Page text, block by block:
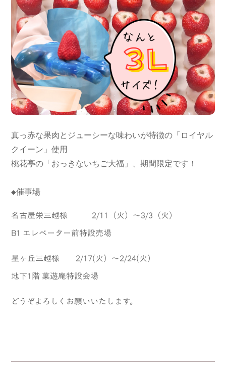
真っ赤な果肉とジューシーな味わいが特徴の「ロイヤル
クイーン」使用
桃花亭の「おっきないちご大福」、期間限定です！
◆催事場
名古屋栄三越様 2/11（火）～3/3（火）
B1 エレベーター前特設売場
星ヶ丘三越様 2/17(火）～2/24(火）
地下1階 菓遊庵特設会場
どうぞよろしくお願いいたします。